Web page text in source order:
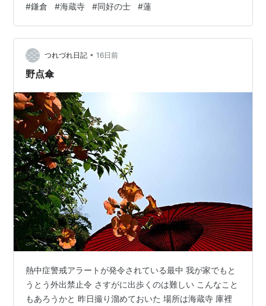
けてみる 「よくいらっしゃるんですか？」 「ええ たび
たび」 キャップを取ると同年代のようだ 「そうなんです
か 私はこれが初めてです」 「いつきても花があって庭も
きれいに手入れされていて」 「この時季こんなに咲いて
るとは思いませんでした」 「そうですね 蓮があと少しで
#鎌倉 #海蔵寺 #同好の士 #蓮
つれづれ日記 • 16日前
野点傘
熱中症警戒アラートが発令されている最中 我が家でもと
うとう外出禁止令 さすがに出歩くのは難しい こんなこと
もあろうかと 昨日撮り溜めておいた 場所は海蔵寺 庫裡